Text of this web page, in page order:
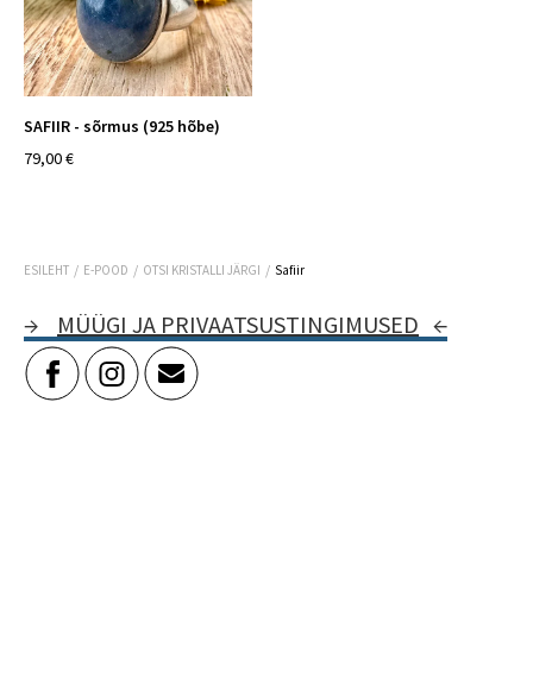
SAFIIR - sõrmus (925 hõbe)
79,00 €
ESILEHT / E-POOD / OTSI KRISTALLI JÄRGI / Safiir
→ MÜÜGI JA PRIVAATSUSTINGIMUSED ←